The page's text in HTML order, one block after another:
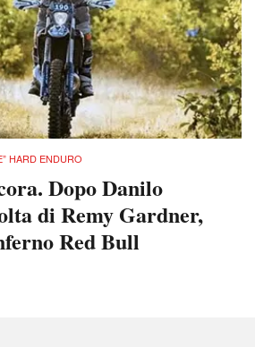
HARD ENDURO
Dopo Danilo
di Remy Gardner,
Red Bull